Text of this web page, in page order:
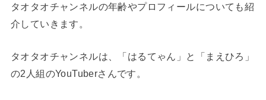
タオタオチャンネルの年齢やプロフィールについても紹
介していきます。
タオタオチャンネルは、「はるてゃん」と「まえひろ」
の2人組のYouTuberさんです。